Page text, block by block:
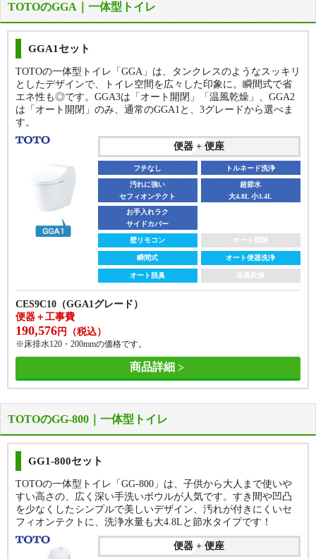
便器 + 便座
フチなし トルネード洗浄
セフィオンテクト
大3.8L 小3.0L
フルカバー
壁リモコン オート開閉
瞬間式 オート便器洗浄
オート脱臭
CES9710F(AS1グレード)
※床排水120・200mm固定（給水管露出）の価格です。
商品詳細
便器 + 便座
フチなし トルネード洗浄
セフィオンテクト
大3.8L 小3.0L
フルカバー
壁リモコン オート開閉
瞬間式 オート便器洗浄
オート脱臭
※床排水120・200mm固定（給水管露出）の価格です。
商品詳細
TOTOのGGA｜一体型トイレ
GGA1セット
TOTOの一体型トイレ「GGA」は、タンクレスのようなスッキリ
としたデザインで、トイレ空間を広々した印象に。瞬間式で省
エネ性も◎です。GGA3は「オート開閉」「温風乾燥」、GGA2
は「オート開閉」のみ、通常のGGA1と、3グレードから選べま
す。
便器 + 便座
フチなし トルネード洗浄
汚れに強い
セフィオンテクト
超節水
大4.8L 小3.4L
お手入れラク
サイドカバー
壁リモコン オート開閉
瞬間式 オート便器洗浄
オート脱臭 温風乾燥
CES9C10（GGA1グレード）
便器＋工事費
190,576 円（税込）
※床排水120・200mmの価格です。
商品詳細
TOTOのGG-800｜一体型トイレ
GG1-800セット
TOTOの一体型トイレ「GG-800」は、子供から大人まで使いや
すい高さの、広く深い手洗いボウルが人気です。すき間や凹凸
を少なくしたシンプルで美しいデザイン、汚れが付きにくいセ
フィオンテクトに、洗浄水量も大4.8Lと節水タイプです！
便器 + 便座